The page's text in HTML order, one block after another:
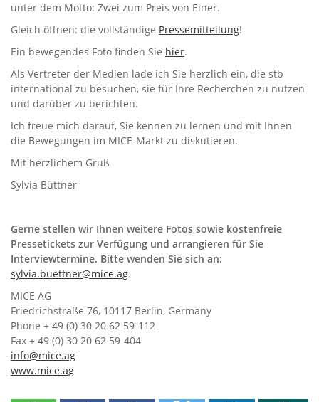
unter dem Motto: Zwei zum Preis von Einer.
Gleich öffnen: die vollständige Pressemitteilung!
Ein bewegendes Foto finden Sie hier.
Als Vertreter der Medien lade ich Sie herzlich ein, die stb
international zu besuchen, sie für Ihre Recherchen zu nutzen
und darüber zu berichten.
Ich freue mich darauf, Sie kennen zu lernen und mit Ihnen
die Bewegungen im MICE-Markt zu diskutieren.
Mit herzlichem Gruß
Sylvia Büttner
Gerne stellen wir Ihnen weitere Fotos sowie kostenfreie
Pressetickets zur Verfügung und arrangieren für Sie
Interviewtermine. Bitte wenden Sie sich an:
sylvia.buettner@mice.ag.
MICE AG
Friedrichstraße 76, 10117 Berlin, Germany
Phone + 49 (0) 30 20 62 59-112
Fax + 49 (0) 30 20 62 59-404
info@mice.ag
www.mice.ag